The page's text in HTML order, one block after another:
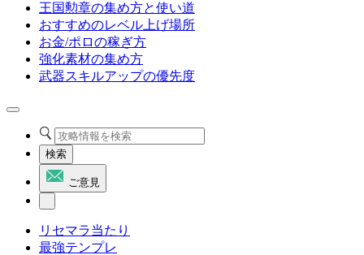
王国勲章の集め方と使い道
おすすめのレベル上げ場所
お金/ポロの稼ぎ方
強化素材の集め方
武器スキルアップの優先度
検索
ご意見
リセマラ当たり
最強テンプレ